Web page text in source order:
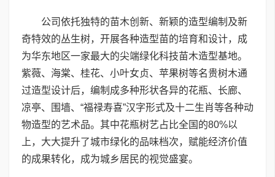
公司依托独特的苗木创新、新颖的造型编制及新
奇特效的丛生树，开展各种造型苗的培育和设计，成
为华东地区一家最大的尖端绿化科技苗木造型基地。
紫薇、海棠、桂花、小叶女贞、苹果树等名贵树木通
过造型设计后，编制成多种形状各异的花瓶、长廊、
凉亭、围墙、“福禄寿喜”汉字形式及十二生肖等各种动
物造型的艺术品。其中花瓶树艺占比全国的80%以
上，大大提升了城市绿化的品味档次，赋能经济价值
的成果转化，成为城乡居民的视觉盛宴。